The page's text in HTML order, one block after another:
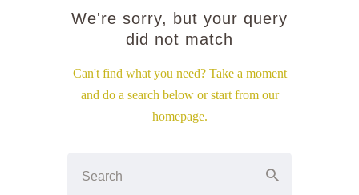
We're sorry, but your query
did not match
Can't find what you need? Take a moment
and do a search below or start from our
homepage.